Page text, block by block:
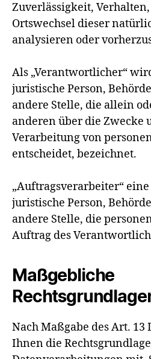
Zuverlässigkeit,
Ortswechsel dieser
analysieren oder
Als „Verantwortlicher“
juristische Person,
andere Stelle, die allein
anderen über die Zwecke
Verarbeitung von
entscheidet, bezeichnet.
„Auftragsverarbeiter“
juristische Person,
andere Stelle, die
Auftrag des
Maßgebliche
Nach Maßgabe des Art. 13
Ihnen die